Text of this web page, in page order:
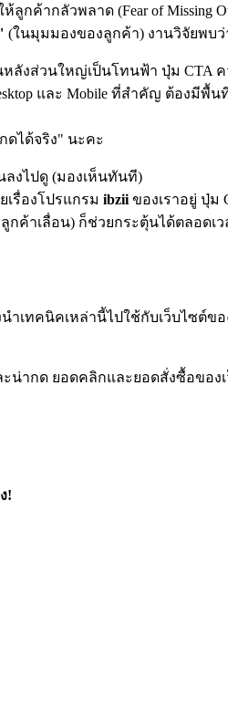
ค้ากลัวพลาด (Fear of Missing
(ในมุมมองของลูกค้า) งานวิจัยพบ
งส่วนใหญ่เป็นโทนฟ้า ปุ่ม CTA ค
และ Mobile ที่สำคัญ ต้องมีพื้นที่
ได้จริง" นะคะ
ลงไปดู (มองเห็นทันที)
รื่องโปรแกรม ibzii ของเราอยู่ ปุ่ม
กค้าเลื่อน) ก็ช่วยกระตุ้นได้ตลอดเว
เทคนิคเหล่านี้ไปใช้กับเว็บไซต์ข
น่ากด ยอดคลิกและยอดสั่งซื้อของ
!